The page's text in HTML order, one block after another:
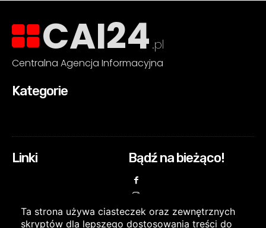
Ta strona używa ciasteczek oraz zewnętrznych
skryptów dla lepszego dostosowania treści do
CAI24 .pl
Centralna Agencja Informacyjna
Kategorie
Linki Bądź na bieżąco!